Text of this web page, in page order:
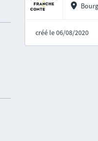
créé le 06/08/2020